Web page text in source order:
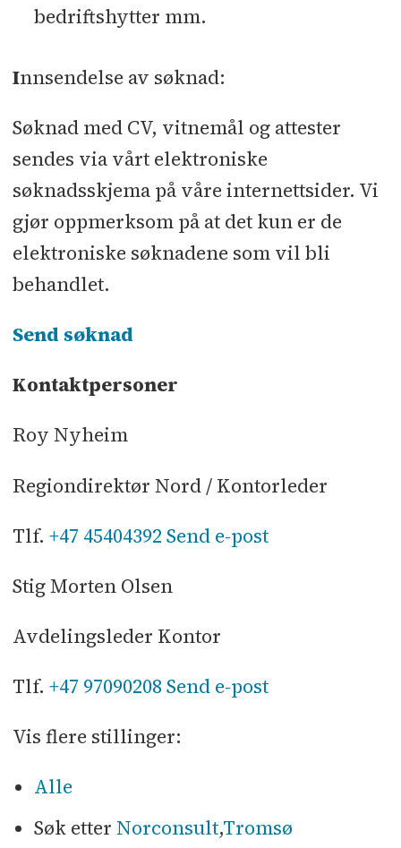
bedriftshytter mm.
Innsendelse av søknad:
Søknad med CV, vitnemål og attester
sendes via vårt elektroniske
søknadsskjema på våre internettsider. Vi
gjør oppmerksom på at det kun er de
elektroniske søknadene som vil bli
behandlet.
Send søknad
Kontaktpersoner
Roy Nyheim
Regiondirektør Nord / Kontorleder
Tlf. +47 45404392 Send e-post
Stig Morten Olsen
Avdelingsleder Kontor
Tlf. +47 97090208 Send e-post
Vis flere stillinger:
Alle
Søk etter Norconsult,Tromsø